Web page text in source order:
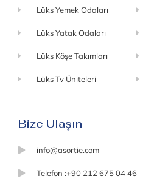
Lüks Yemek Odaları
Lüks Yatak Odaları
Lüks Köşe Takımları
Lüks Tv Üniteleri
Bize Ulaşın
info@asortie.com
Telefon :+90 212 675 04 46